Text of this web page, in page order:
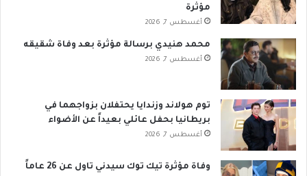
مؤثرة
أغسطس 7, 2026
محمد هنيدي برسالة مؤثرة بعد وفاة شقيقه
أغسطس 7, 2026
توم هولاند وزندايا يحتفلان بزواجهما في
بريطانيا بحفل عائلي بعيداً عن الأضواء
أغسطس 7, 2026
وفاة مؤثرة تيك توك سيدني تاول عن 26 عاماً